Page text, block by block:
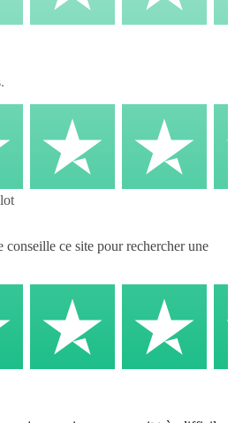
ce site pour rechercher une